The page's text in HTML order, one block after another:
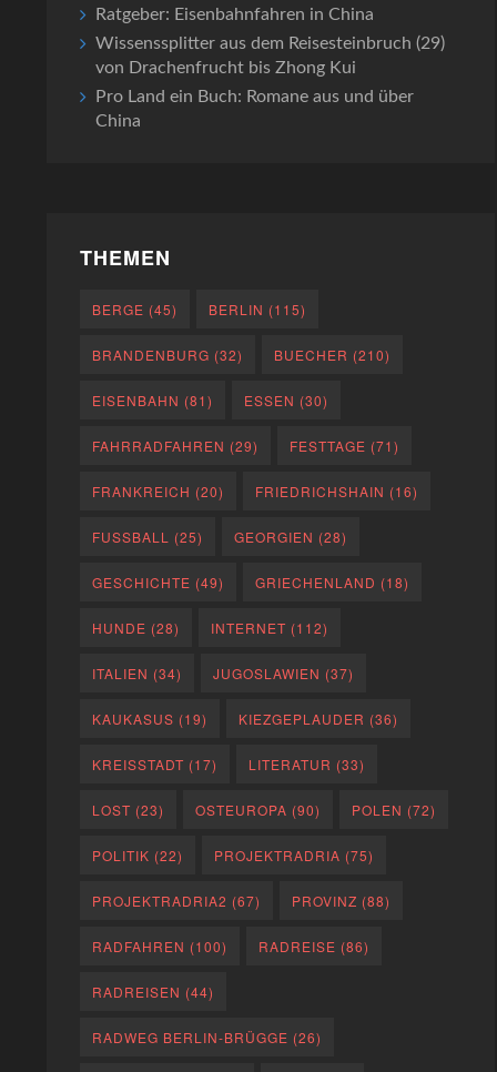
Ratgeber: Eisenbahnfahren in China
Wissenssplitter aus dem Reisesteinbruch (29)
von Drachenfrucht bis Zhong Kui
Pro Land ein Buch: Romane aus und über
China
THEMEN
BERGE (45) BERLIN (115)
BRANDENBURG (32) BUECHER (210)
EISENBAHN (81) ESSEN (30)
FAHRRADFAHREN (29) FESTTAGE (71)
FRANKREICH (20) FRIEDRICHSHAIN (16)
FUSSBALL (25) GEORGIEN (28)
GESCHICHTE (49) GRIECHENLAND (18)
HUNDE (28) INTERNET (112)
ITALIEN (34) JUGOSLAWIEN (37)
KAUKASUS (19) KIEZGEPLAUDER (36)
KREISSTADT (17) LITERATUR (33)
LOST (23) OSTEUROPA (90) POLEN (72)
POLITIK (22) PROJEKTRADRIA (75)
PROJEKTRADRIA2 (67) PROVINZ (88)
RADFAHREN (100) RADREISE (86)
RADREISEN (44)
RADWEG BERLIN-BRÜGGE (26)